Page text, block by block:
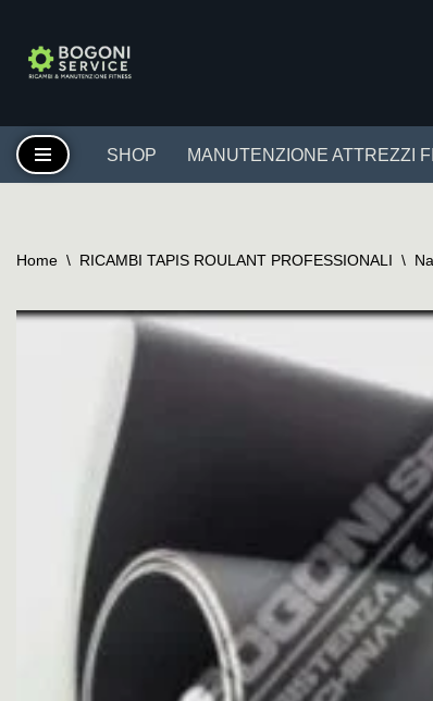
Vai
SHOP MANUTENZIONE ATTREZZI
Home \ RICAMBI TAPIS ROULANT PROFESSIONALI \